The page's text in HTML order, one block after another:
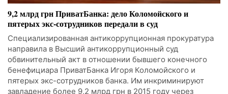
9,2 млрд грн ПриватБанка: дело Коломойского и
пятерых экс-сотрудников передали в суд
Специализированная антикоррупционная прокуратура
направила в Высший антикоррупционный суд
обвинительный акт в отношении бывшего конечного
бенефициара ПриватБанка Игоря Коломойского и
пятерых экс-сотрудников банка. Им инкриминируют
завладение более 9,2 млрд грн в 2015 году через